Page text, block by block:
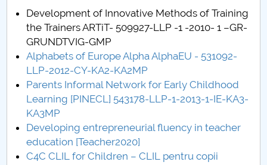
Nr. de telefon si adrese Facultăți
Admission
Români de pretutindeni - ADMITERE
Senate
Faculties
Development of Innovative Methods of Training
the Trainers ARTiT- 509927-LLP -1 -2010- 1 –GR-
GRUNDTVIG-GMP
Alphabets of Europe Alpha AlphaEU - 531092-
LLP-2012-CY-KA2-KA2MP
Parents Informal Network for Early Childhood
Learning [PINECL] 543178-LLP-1-2013-1-IE-KA3-
KA3MP
Developing entrepreneurial fluency in teacher
education [Teacher2020]
C4C CLIL for Children – CLIL pentru copii